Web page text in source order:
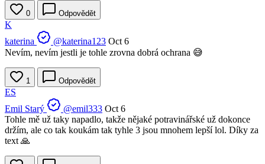
0 Odpovědět
K
katerina
@katerina123 Oct 6
Nevím, nevím jestli je tohle zrovna dobrá ochrana 😅
1 Odpovědět
ES
Emil Starý
@emil333 Oct 6
Tohle mě už taky napadlo, takže nějaké potravinářské už dokonce
držím, ale co tak koukám tak tyhle 3 jsou mnohem lepší lol. Díky za
text 🙏